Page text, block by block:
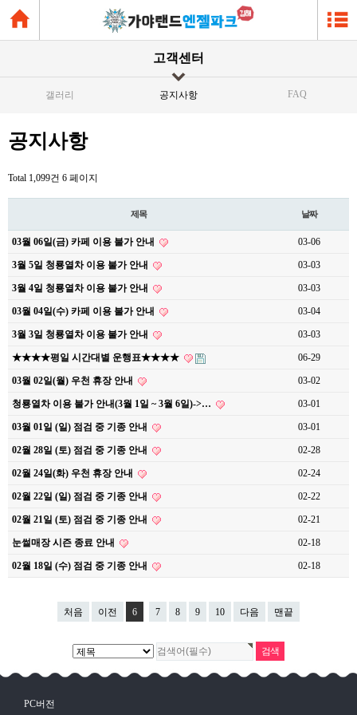
고객센터
갤러리 공지사항 FAQ
공지사항
Total 1,099건 6 페이지
제목 날짜
03월 06일(금) 카페 이용 불가 안내 03-06
3월 5일 청룡열차 이용 불가 안내 03-03
3월 4일 청룡열차 이용 불가 안내 03-03
03월 04일(수) 카페 이용 불가 안내 03-04
3월 3일 청룡열차 이용 불가 안내 03-03
★★★★평일 시간대별 운행표★★★★ 06-29
03월 02일(월) 우천 휴장 안내 03-02
청룡열차 이용 불가 안내(3월 1일 ~ 3월 6일)->… 03-01
03월 01일 (일) 점검 중 기종 안내 03-01
02월 28일 (토) 점검 중 기종 안내 02-28
02월 24일(화) 우천 휴장 안내 02-24
02월 22일 (일) 점검 중 기종 안내 02-22
02월 21일 (토) 점검 중 기종 안내 02-21
눈썰매장 시즌 종료 안내 02-18
02월 18일 (수) 점검 중 기종 안내 02-18
처음 이전 6 7 8 9 10 다음 맨끝
PC버전